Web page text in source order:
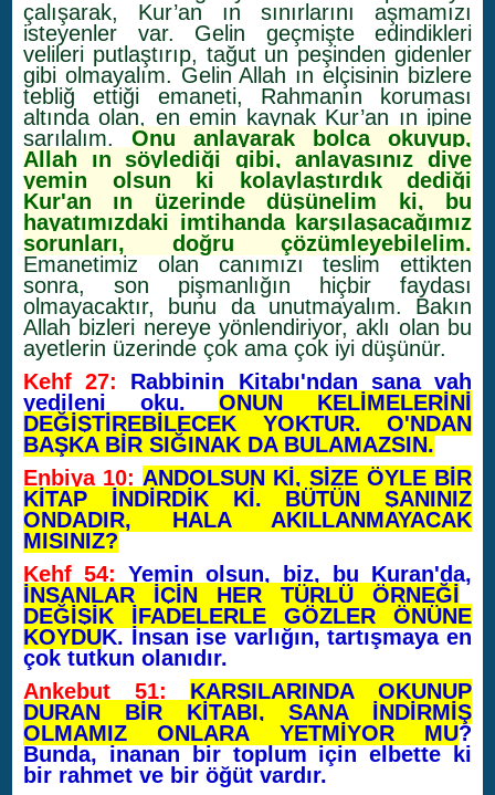
çalışarak, Kur’an ın sınırlarını aşmamızı
isteyenler var. Gelin geçmişte edindikleri
velileri putlaştırıp, tağut un peşinden gidenler
gibi olmayalım. Gelin Allah ın elçisinin bizlere
tebliğ ettiği emaneti, Rahmanın koruması
altında olan, en emin kaynak Kur’an ın ipine
sarılalım. Onu anlayarak bolca okuyup,
Allah ın söylediği gibi, anlayasınız diye
yemin olsun ki kolaylaştırdık dediği
Kur'an ın üzerinde düşünelim ki, bu
hayatımızdaki imtihanda karşılaşacağımız
sorunları, doğru çözümleyebilelim.
Emanetimiz olan canımızı teslim ettikten
sonra, son pişmanlığın hiçbir faydası
olmayacaktır, bunu da unutmayalım. Bakın
Allah bizleri nereye yönlendiriyor, aklı olan bu
ayetlerin üzerinde çok ama çok iyi düşünür.
Kehf 27:
Rabbinin Kitabı'ndan sana vah
yedileni oku.ONUN KELİMELERİNİ
DEĞİŞTİREBİLECEK YOKTUR. O'NDAN
BAŞKA BİR SIĞINAK DA BULAMAZSIN.
Enbiya 10: ANDOLSUN Kİ, SİZE ÖYLE BİR
KİTAP İNDİRDİK Kİ. BÜTÜN ŞANINIZ
ONDADIR, HALA AKILLANMAYACAK
MISINIZ?
Kehf 54: Yemin olsun, biz, bu Kuran'da,
İNSANLAR İÇİN HER TÜRLÜ ÖRNEĞİ
DEĞİŞİK İFADELERLE GÖZLER ÖNÜNE
KOYDUK. İnsan ise varlığın, tartışmaya en
çok tutkun olanıdır.
Ankebut 51:
KARŞILARINDA OKUNUP
DURAN BİR KİTABI, SANA İNDİRMİŞ
OLMAMIZ ONLARA YETMİYOR MU?
Bunda, inanan bir toplum için elbette ki
bir rahmet ve bir öğüt vardır.